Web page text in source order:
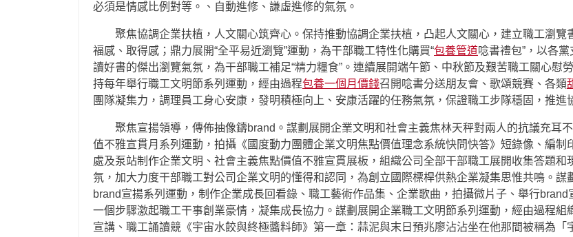
必須是情感比例對等。、自動進修、謙虛進修的氣氛。
聚焦協調企業扶植，人文關心筑齊心。保持推動協調企業扶植，凸起人文關心，建立職工瀏
福感、取得感；鼎力展開“全平易近瀏覽”運動，為干部職工特性化購買“包養管道唸書禮包”，以各
讀好書的傑出瀏覽氣氛，為干部職工補足“精力糧食”。連續展開端午節、中秋節及艱苦職工關心慰
持每年舉行職工文明節系列運動，經由過程包養一個月價錢召開唸書分送朋友會、歌頌競賽、各類
團隊凝集力，調理員工身心安康，發明積極向上、安康活躍的任務氣氛，保證職工步隊穩固，推進
聚焦宣揚領導，傳佈抽像鑄brand。謀劃展開企業文明和社會主義焦林天秤對兩人的抗議充耳
值不雅宣貫月系列運動，拍攝《國度動力團體企業文明焦點價值理念系統快問快答》短錄像、編
處及泵站制作企業文明、社會主義焦點價值不雅宣貫展板，組織公司全部干部職工展開收集答題和
氛，加大力度干部職工對公司企業文明的懂得和認同，為創立國際標桿供熱企業凝集思惟共鳴。謀
brand宣揚系列運動，制作企業成長回看錄、職工藝術作品集、企業歌曲，拍攝微片子、舉行
一個步驟激起職工干事創業豪情，凝集成長協力。謀劃展開企業職工文明節系列運動，經由過程組
宣講、職工誦讀競《宇宙水餃與終極醬料師》第一章：蒜泥與末日預兆廖沾沾坐在他那間被稱為